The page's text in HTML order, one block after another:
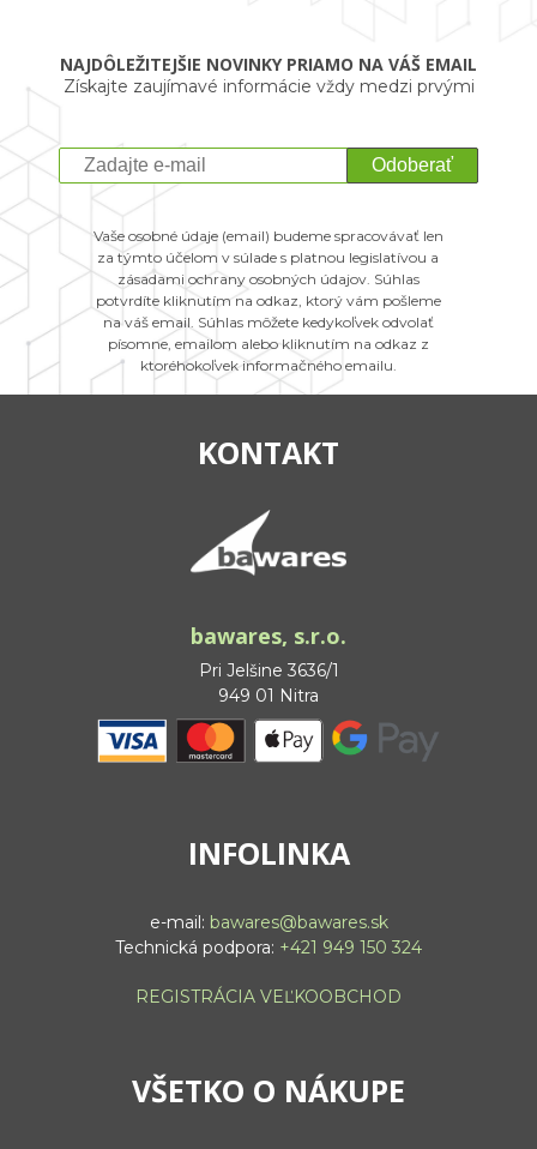
NAJDÔLEŽITEJŠIE NOVINKY PRIAMO NA VÁŠ EMAIL
Získajte zaujímavé informácie vždy medzi prvými
Odoberať
Vaše osobné údaje (email) budeme spracovávať len
za týmto účelom v súlade s platnou legislatívou a
zásadami ochrany osobných údajov. Súhlas
potvrdíte kliknutím na odkaz, ktorý vám pošleme
na váš email. Súhlas môžete kedykoľvek odvolať
písomne, emailom alebo kliknutím na odkaz z
ktoréhokoľvek informačného emailu.
KONTAKT
bawares, s.r.o.
Pri Jelšine 3636/1
949 01 Nitra
INFOLINKA
e-mail: bawares@bawares.sk
Technická podpora: +421 949 150 324
REGISTRÁCIA VEĽKOOBCHOD
VŠETKO O NÁKUPE